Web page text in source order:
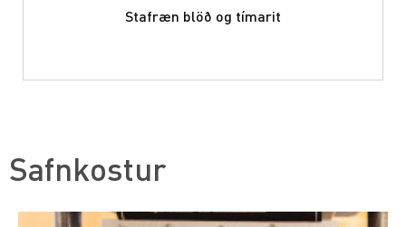
Stafræn blöð og tímarit
Safnkostur